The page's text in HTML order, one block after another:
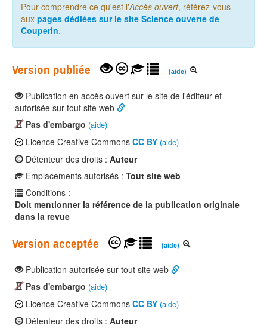
Pour comprendre ce qu'est l'Accès ouvert, référez-vous
aux pages dédiées sur le site Science ouverte de
Couperin.
Version publiée (aide)
Publication en accès ouvert sur le site de l'éditeur et
autorisée sur tout site web
Pas d'embargo (aide)
Licence Creative Commons CC BY (aide)
Détenteur des droits : Auteur
Emplacements autorisés : Tout site web
Conditions :
Doit mentionner la référence de la publication originale
dans la revue
Version acceptée (aide)
Publication autorisée sur tout site web
Pas d'embargo (aide)
Licence Creative Commons CC BY (aide)
Détenteur des droits : Auteur